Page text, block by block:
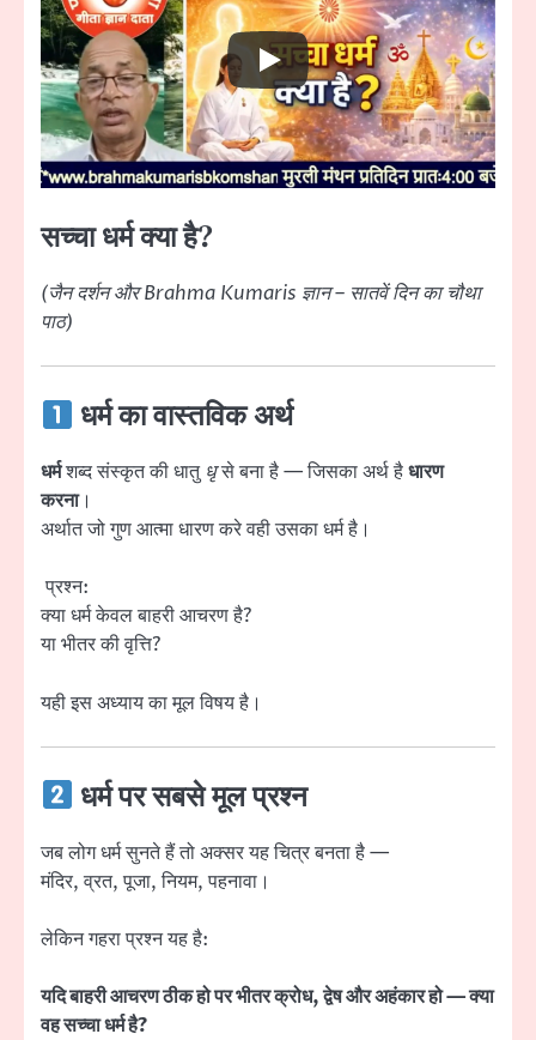
सच्चा धर्म क्या है?
(जैन दर्शन औरBrahma Kumaris ज्ञान – सातवें दिन का चौथा
पाठ)
धर्म का वास्तविक अर्थ
धर्मशब्द संस्कृत की धातु धृसे बना है — जिसका अर्थ हैधारण
करना।
अर्थात जो गुण आत्मा धारण करे वही उसका धर्म है।
प्रश्न:
क्या धर्म केवल बाहरी आचरण है?
या भीतर की वृत्ति?
यही इस अध्याय का मूल विषय है।
धर्म पर सबसे मूल प्रश्न
जब लोग धर्म सुनते हैं तो अक्सर यह चित्र बनता है —
मंदिर, व्रत, पूजा, नियम, पहनावा।
लेकिन गहरा प्रश्न यह है:
यदि बाहरी आचरण ठीक हो पर भीतर क्रोध, द्वेष और अहंकार हो — क्या
वह सच्चा धर्म है?